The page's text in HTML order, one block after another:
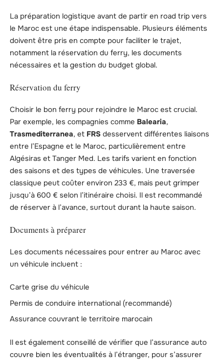
La préparation logistique avant de partir en road trip vers
le Maroc est une étape indispensable. Plusieurs éléments
doivent être pris en compte pour faciliter le trajet,
notamment la réservation du ferry, les documents
nécessaires et la gestion du budget global.
Réservation du ferry
Choisir le bon ferry pour rejoindre le Maroc est crucial.
Par exemple, les compagnies comme Balearia,
Trasmediterranea, et FRS desservent différentes liaisons
entre l’Espagne et le Maroc, particulièrement entre
Algésiras et Tanger Med. Les tarifs varient en fonction
des saisons et des types de véhicules. Une traversée
classique peut coûter environ 233 €, mais peut grimper
jusqu’à 600 € selon l’itinéraire choisi. Il est recommandé
de réserver à l’avance, surtout durant la haute saison.
Documents à préparer
Les documents nécessaires pour entrer au Maroc avec
un véhicule incluent :
Carte grise du véhicule
Permis de conduire international (recommandé)
Assurance couvrant le territoire marocain
Il est également conseillé de vérifier que l’assurance auto
couvre bien les éventualités à l’étranger, pour s’assurer